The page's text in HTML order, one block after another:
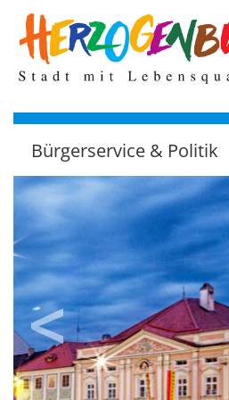
zum
Hauptinhalt
Bürgerservice & Politik